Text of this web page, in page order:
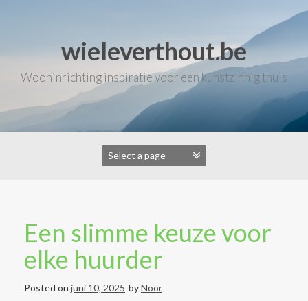
wieleverthout.be
Wooninrichting inspiratie voor een kunstzinnig thuis
Een slimme keuze voor
elke huurder
Posted on juni 10, 2025 byNoor